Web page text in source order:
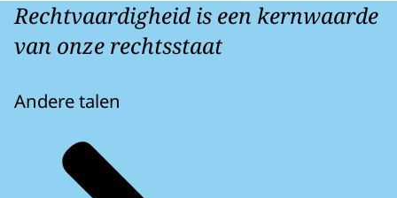
Rechtvaardigheid is een kernwaarde
van onze rechtsstaat
Andere talen